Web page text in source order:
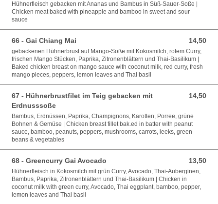
Hühnerfleisch gebacken mit Ananas und Bambus in Süß-Sauer-Soße |
Chicken meat baked with pineapple and bamboo in sweet and sour
sauce
66 - Gai Chiang Mai 14,50
14,50 EUR
gebackenen Hühnerbrust auf Mango-Soße mit Kokosmilch, rotem Curry,
frischen Mango Stücken, Paprika, Zitronenblättern und Thai-Basilikum |
Baked chicken breast on mango sauce with coconut milk, red curry, fresh
mango pieces, peppers, lemon leaves and Thai basil
67 - Hühnerbrustfilet im Teig gebacken mit
Erdnusssoße
14,50
14,50 EUR
Bambus, Erdnüssen, Paprika, Champignons, Karotten, Porree, grüne
Bohnen & Gemüse | Chicken breast fillet bak.ed in batter with peanut
sauce, bamboo, peanuts, peppers, mushrooms, carrots, leeks, green
beans & vegetables
68 - Greencurry Gai Avocado 13,50
13,50 EUR
Hühnerfleisch in Kokosmilch mit grün Curry, Avocado, Thai-Auberginen,
Bambus, Paprika, Zitronenblättern und Thai-Basilikum | Chicken in
coconut milk with green curry, Avocado, Thai eggplant, bamboo, pepper,
lemon leaves and Thai basil